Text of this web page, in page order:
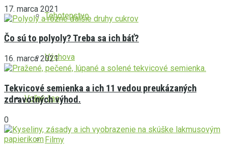
Tehotenstvo
Výchova
Voľný čas
Filmy
17. marca 2021
Čo sú to polyoly? Treba sa ich báť?
16. marca 2021
Tekvicové semienka a ich 11 vedou preukázaných
zdravotných výhod.
0